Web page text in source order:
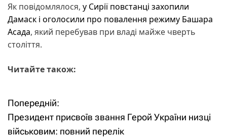
Як повідомлялося, у Сирії повстанці захопили
Дамаск і оголосили про повалення режиму Башара
Асада, який перебував при владі майже чверть
століття.
Читайте також:
Н
а
Попередній:
Президент присвоїв звання Герой України низці
військовим: повний перелік